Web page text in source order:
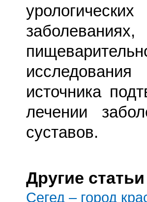
источника
лечении
суставов.
Другие
Сегед – город